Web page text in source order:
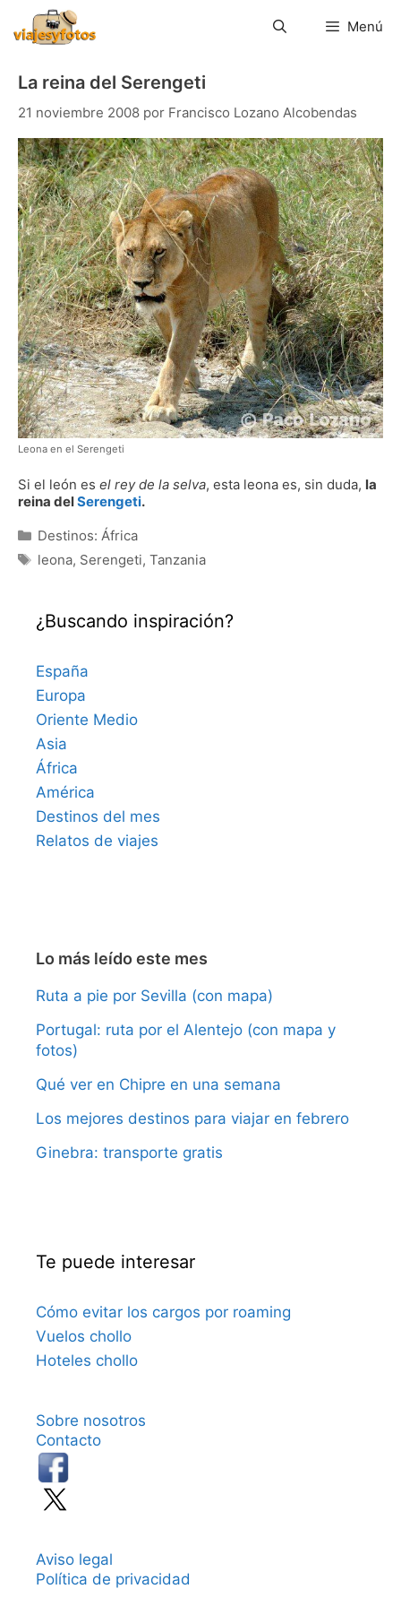
contenido
Menú
La reina del Serengeti
21 noviembre 2008 por Francisco Lozano Alcobendas
Leona en el Serengeti
Si el león es el rey de la selva, esta leona es, sin duda, la
reina delSerengeti.
Categorías
Destinos: África
Etiquetas
leona, Serengeti, Tanzania
¿Buscando inspiración?
España
Europa
Oriente Medio
Asia
África
América
Destinos del mes
Relatos de viajes
Lo más leído este mes
Ruta a pie por Sevilla (con mapa)
Portugal: ruta por el Alentejo (con mapa y
fotos)
Qué ver en Chipre en una semana
Los mejores destinos para viajar en febrero
Ginebra: transporte gratis
Te puede interesar
Cómo evitar los cargos por roaming
Vuelos chollo
Hoteles chollo
Sobre nosotros
Contacto
Aviso legal
Política de privacidad